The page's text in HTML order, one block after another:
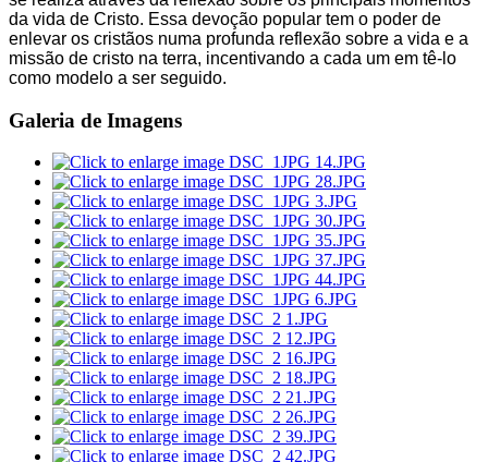
da vida de Cristo. Essa devoção popular tem o poder de
enlevar os cristãos numa profunda reflexão sobre a vida e a
missão de cristo na terra, incentivando a cada um em tê-lo
como modelo a ser seguido.
Galeria de Imagens